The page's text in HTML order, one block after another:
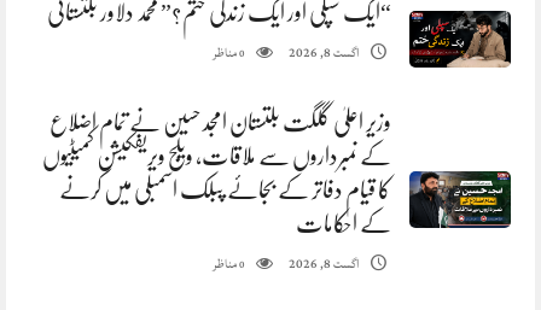
“ایک سپلی اور ایک زندگی ختم؟” محمد دلاور بلتستانی
اگست 8, 2026 0مناظر
وزیر اعلیٰ گلگت بلتستان امجد حسین نے تمام اضلاع
کے نمبرداروں سے ملاقات، ویلج ویریفکیشن کمیٹیوں
کا قیام دفاتر کے بجائے پبلک اسمبلی میں کرنے
کے احکامات
اگست 8, 2026 0مناظر